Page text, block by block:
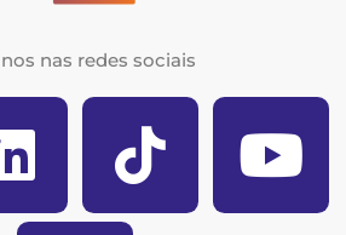
nas redes sociais